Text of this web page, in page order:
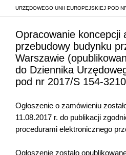
URZĘDOWEGO UNII EUROPEJSKIEJ POD
Opracowanie koncepcji
przebudowy budynku
Warszawie
do Dziennika
pod nr 2017/S 154-
Ogłoszenie o zamówieniu
11.08.2017 r. do publikacji
procedurami elektronicznego
Ogłoszenie zostało